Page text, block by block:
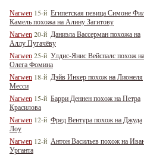
Narwen 15-й Египетская певица Симоне
Камель похожа на Алину Загитову
Narwen 20-й Даниэла Вассерман похожа на
Аллу Пугачёву
Narwen 25-й Улдис-Янис Вейспалс похож на
Олега Фомина
Narwen 18-й Дэйв Инкер похож на Лионеля
Месси
Narwen 15-й Барри Деннен похож на Петра
Красилова
Narwen 12-й Фред Вентура похож на Джуда
Лоу
Narwen 12-й Антон Васильев похож на
Урганта